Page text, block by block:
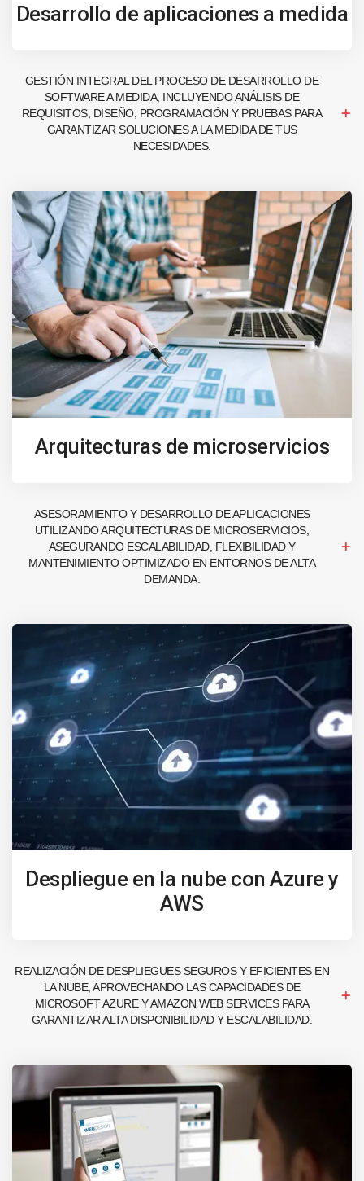
Desarrollo de aplicaciones a medida
GESTIÓN INTEGRAL DEL PROCESO DE DESARROLLO DE
SOFTWARE A MEDIDA, INCLUYENDO ANÁLISIS DE
REQUISITOS, DISEÑO, PROGRAMACIÓN Y PRUEBAS PARA
GARANTIZAR SOLUCIONES A LA MEDIDA DE TUS
NECESIDADES.
Arquitecturas de microservicios
ASESORAMIENTO Y DESARROLLO DE APLICACIONES
UTILIZANDO ARQUITECTURAS DE MICROSERVICIOS,
ASEGURANDO ESCALABILIDAD, FLEXIBILIDAD Y
MANTENIMIENTO OPTIMIZADO EN ENTORNOS DE ALTA
DEMANDA.
Despliegue en la nube con Azure y
AWS
REALIZACIÓN DE DESPLIEGUES SEGUROS Y EFICIENTES EN
LA NUBE, APROVECHANDO LAS CAPACIDADES DE
MICROSOFT AZURE Y AMAZON WEB SERVICES PARA
GARANTIZAR ALTA DISPONIBILIDAD Y ESCALABILIDAD.